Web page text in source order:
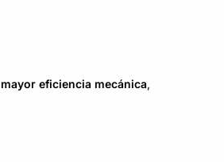
mayor eficiencia mecánica,